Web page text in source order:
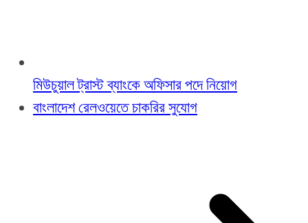
মিউচুয়াল ট্রাস্ট ব্যাংকে অফিসার পদে নিয়োগ
বাংলাদেশ রেলওয়েতে চাকরির সুযোগ